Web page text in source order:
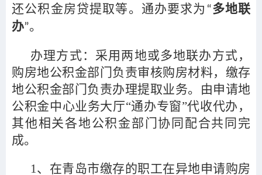
还公积金房贷提取等。通办要求为 “多地联
办”。
办理方式：采用两地或多地联办方式，
购房地公积金部门负责审核购房材料，缴存
地公积金部门负责办理提取业务。由申请地
公积金中心业务大厅“通办专窗”代收代办，
其他相关各地公积金部门协同配合共同完
成。
1、在青岛市缴存的职工在异地申请购房